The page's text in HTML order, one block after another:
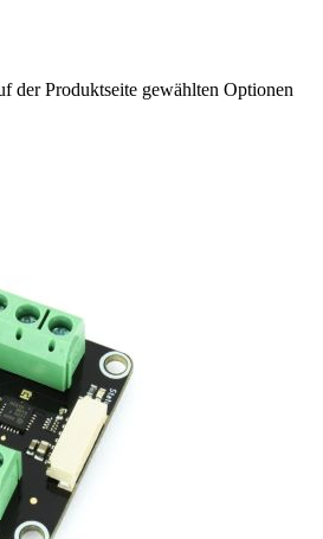
der Produktseite gewählten Optionen